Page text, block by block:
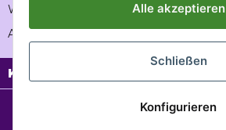
Wiederrufsrecht
AGB
Kontakt
Alle akzeptieren
Schließen
Konfigurieren